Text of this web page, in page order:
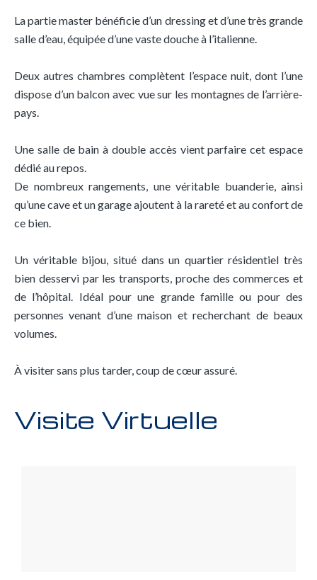
La partie master bénéficie d’un dressing et d’une très grande
salle d’eau, équipée d’une vaste douche à l’italienne.
Deux autres chambres complètent l’espace nuit, dont l’une
dispose d’un balcon avec vue sur les montagnes de l’arrière-
pays.
Une salle de bain à double accès vient parfaire cet espace
dédié au repos.
De nombreux rangements, une véritable buanderie, ainsi
qu’une cave et un garage ajoutent à la rareté et au confort de
ce bien.
Un véritable bijou, situé dans un quartier résidentiel très
bien desservi par les transports, proche des commerces et
de l’hôpital. Idéal pour une grande famille ou pour des
personnes venant d’une maison et recherchant de beaux
volumes.
À visiter sans plus tarder, coup de cœur assuré.
Visite Virtuelle